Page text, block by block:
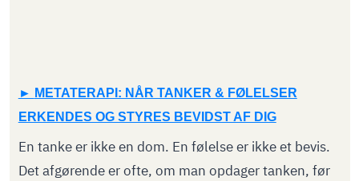
METATERAPI: NÅR TANKER & FØLELSER
ERKENDES OG STYRES BEVIDST AF DIG
En tanke er ikke en dom. En følelse er ikke et bevis.
Det afgørende er ofte, om man opdager tanken, før